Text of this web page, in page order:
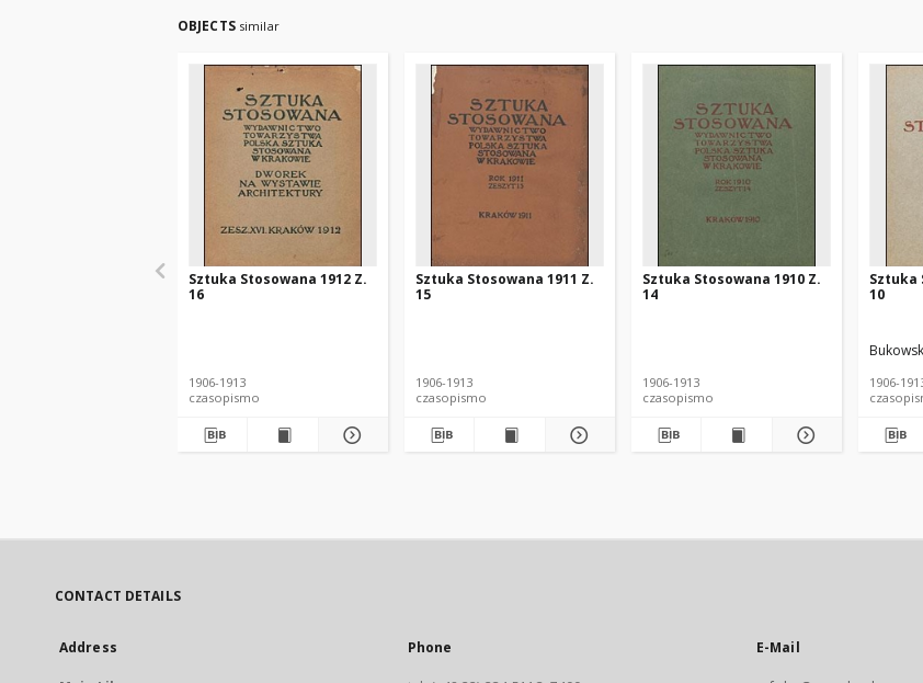
OBJECTS similar
Sztuka Stosowana 1912 Z.
16
1906-1913
czasopismo
Sztuka Stosowana 1911 Z.
15
1906-1913
czasopismo
Sztuka Stosowana 1910 Z.
14
1906-1913
czasopismo
Sztuka
10
1906-
CONTACT DETAILS
Address Phone E-Mail